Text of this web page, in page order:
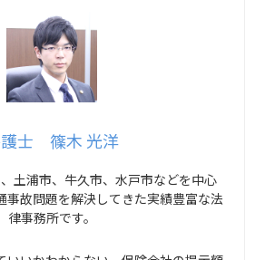
士 篠木 光洋
土浦市、牛久市、水戸市などを中心
事故問題を解決してきた実績豊富な法
律事務所です。